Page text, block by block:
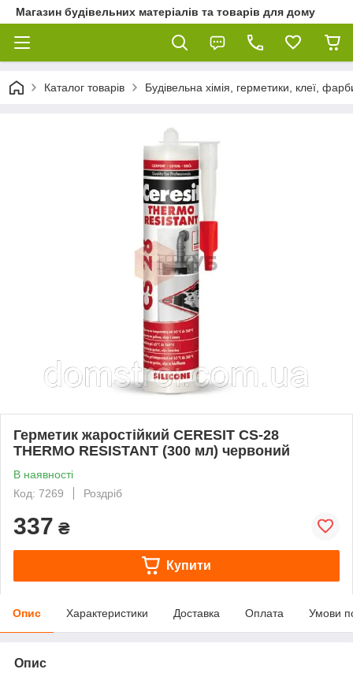
Магазин будівельних матеріалів та товарів для дому
Каталог товарів Будівельна хімія, герметики, клеї,
Герметик жаростійкий CERESIT CS-28
THERMO RESISTANT (300 мл) червоний
В наявності
Код: 7269
Роздріб
337 ₴
Купити
Опис Характеристики Доставка Оплата Умови
Опис